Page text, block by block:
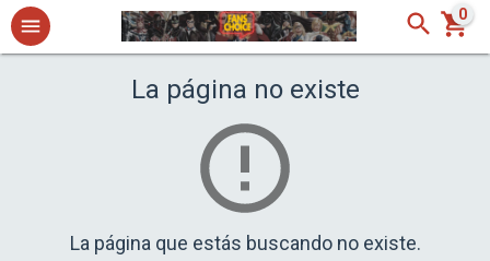
0
La página no existe
La página que estás buscando no existe.